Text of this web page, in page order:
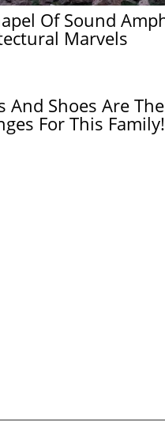
Of Sound
Marvels
And Shoes Are
For This Family!